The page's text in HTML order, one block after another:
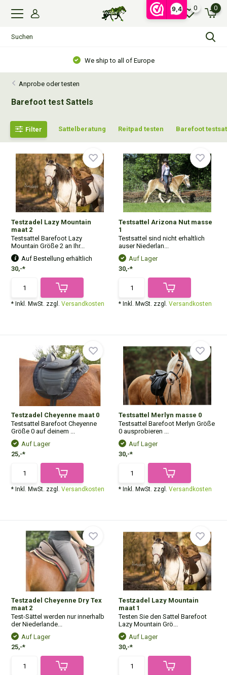
9,4 0 0
Gratis verzending vanaf €99,- in NL, €110,- in BE
Anprobe oder testen
Barefoot test Sattels
Filter Sattelberatung Reitpad testen Barefoot
Testzadel Lazy Mountain
maat 2
Testsattel Barefoot Lazy
Mountain Größe 2 an Ihr...
Auf Bestellung erhältlich
30,-*
* Inkl. MwSt. zzgl.Versandkosten
Testsattel Arizona Nut masse
1
Testsattel sind nicht erhaltlich
auser Niederlan...
Auf Lager
30,-*
* Inkl. MwSt. zzgl. Versandkosten
Testzadel Cheyenne maat 0
Testsattel Barefoot Cheyenne
Größe 0 auf deinem ...
Auf Lager
25,-*
* Inkl. MwSt. zzgl.Versandkosten
Testsattel Merlyn masse 0
Testsattel Barefoot Merlyn Größe
0 ausprobieren ...
Auf Lager
30,-*
* Inkl. MwSt. zzgl. Versandkosten
Testzadel Cheyenne Dry Tex
maat 2
Test-Sättel werden nur innerhalb
der Niederlande...
Auf Lager
25,-*
Testzadel Lazy Mountain
maat 1
Testen Sie den Sattel Barefoot
Lazy Mountain Grö...
Auf Lager
30,-*